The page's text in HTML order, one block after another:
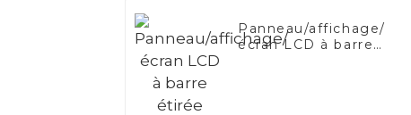
Panneau/affichage/
écran LCD à barre